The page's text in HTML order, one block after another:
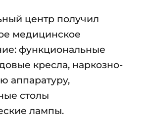
центр получил
медицинское
функциональные
кресла, наркозно-
аппаратуру,
столы
лампы.